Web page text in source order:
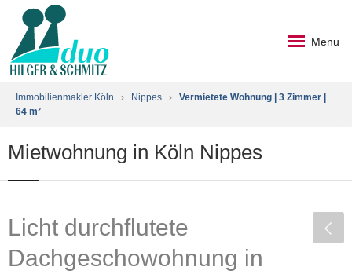
Menu
Immobilienmakler Köln › Nippes › Vermietete Wohnung | 3 Zimmer |
64 m²
Mietwohnung in Köln Nippes
Licht durchflutete
Dachgeschowohnung in